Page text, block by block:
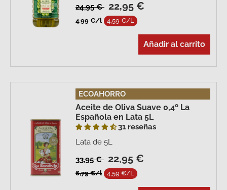
24,95 € 22,95 €
4,99 €/l 4,59 €/L
Añadir al carrito
ECOAHORRO
Aceite de Oliva Suave 0,4º La
Española en Lata 5L
31 reseñas
Lata de 5L
33,95 € 22,95 €
6,79 €/l 4,59 €/L